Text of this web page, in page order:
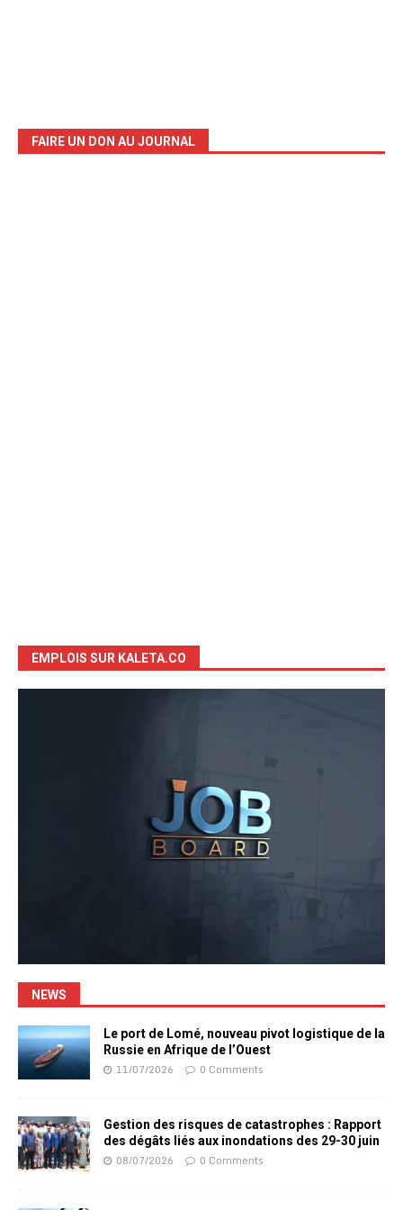
FAIRE UN DON AU JOURNAL
EMPLOIS SUR KALETA.CO
NEWS
Le port de Lomé, nouveau pivot logistique de la
Russie en Afrique de l’Ouest
11/07/2026 0 Comments
Gestion des risques de catastrophes : Rapport
des dégâts liés aux inondations des 29-30 juin
08/07/2026 0 Comments